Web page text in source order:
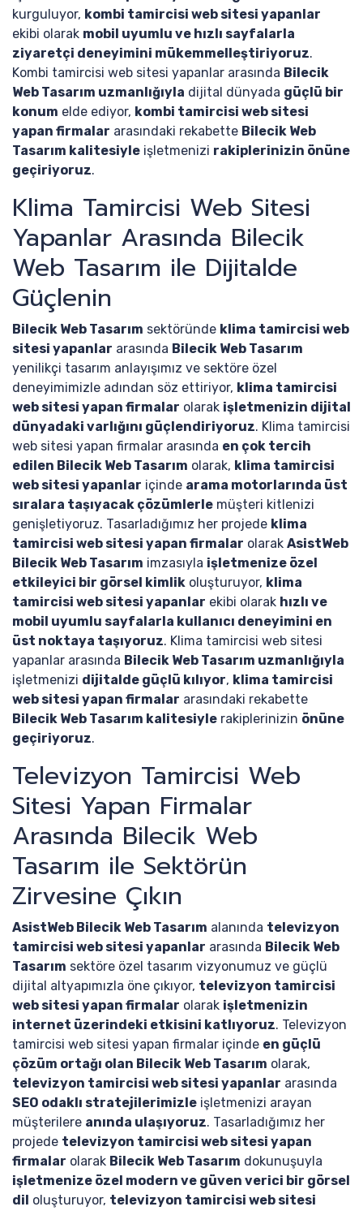
kurguluyor, kombi tamircisi web sitesi yapanlar
ekibi olarak mobil uyumlu ve hızlı sayfalarla
ziyaretçi deneyimini mükemmelleştiriyoruz.
Kombi tamircisi web sitesi yapanlar arasında Bilecik
Web Tasarım uzmanlığıyla dijital dünyada güçlü bir
konum elde ediyor, kombi tamircisi web sitesi
yapan firmalar arasındaki rekabette Bilecik Web
Tasarım kalitesiyle işletmenizi rakiplerinizin önüne
geçiriyoruz.
Klima Tamircisi Web Sitesi
Yapanlar Arasında Bilecik
Web Tasarım ile Dijitalde
Güçlenin
Bilecik Web Tasarım sektöründe klima tamircisi web
sitesi yapanlar arasında Bilecik Web Tasarım
yenilikçi tasarım anlayışımız ve sektöre özel
deneyimimizle adından söz ettiriyor, klima tamircisi
web sitesi yapan firmalar olarak işletmenizin dijital
dünyadaki varlığını güçlendiriyoruz. Klima tamircisi
web sitesi yapan firmalar arasında en çok tercih
edilen Bilecik Web Tasarım olarak, klima tamircisi
web sitesi yapanlar içinde arama motorlarında üst
sıralara taşıyacak çözümlerle müşteri kitlenizi
genişletiyoruz. Tasarladığımız her projede klima
tamircisi web sitesi yapan firmalar olarak AsistWeb
Bilecik Web Tasarım imzasıyla işletmenize özel
etkileyici bir görsel kimlik oluşturuyor, klima
tamircisi web sitesi yapanlar ekibi olarak hızlı ve
mobil uyumlu sayfalarla kullanıcı deneyimini en
üst noktaya taşıyoruz. Klima tamircisi web sitesi
yapanlar arasında Bilecik Web Tasarım uzmanlığıyla
işletmenizi dijitalde güçlü kılıyor, klima tamircisi
web sitesi yapan firmalar arasındaki rekabette
Bilecik Web Tasarım kalitesiyle rakiplerinizin önüne
geçiriyoruz.
Televizyon Tamircisi Web
Sitesi Yapan Firmalar
Arasında Bilecik Web
Tasarım ile Sektörün
Zirvesine Çıkın
AsistWeb Bilecik Web Tasarım alanında televizyon
tamircisi web sitesi yapanlar arasında Bilecik Web
Tasarım sektöre özel tasarım vizyonumuz ve güçlü
dijital altyapımızla öne çıkıyor, televizyon tamircisi
web sitesi yapan firmalar olarak işletmenizin
internet üzerindeki etkisini katlıyoruz. Televizyon
tamircisi web sitesi yapan firmalar içinde en güçlü
çözüm ortağı olan Bilecik Web Tasarım olarak,
televizyon tamircisi web sitesi yapanlar arasında
SEO odaklı stratejilerimizle işletmenizi arayan
müşterilere anında ulaşıyoruz. Tasarladığımız her
projede televizyon tamircisi web sitesi yapan
firmalar olarak Bilecik Web Tasarım dokunuşuyla
işletmenize özel modern ve güven verici bir görsel
dil oluşturuyor, televizyon tamircisi web sitesi